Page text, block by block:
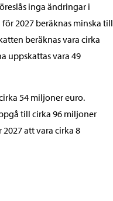
inga ändringar i
2027 beräknas minska till
beräknas vara cirka
uppskattas vara 49
54 miljoner euro.
till cirka 96 miljoner
att vara cirka 8